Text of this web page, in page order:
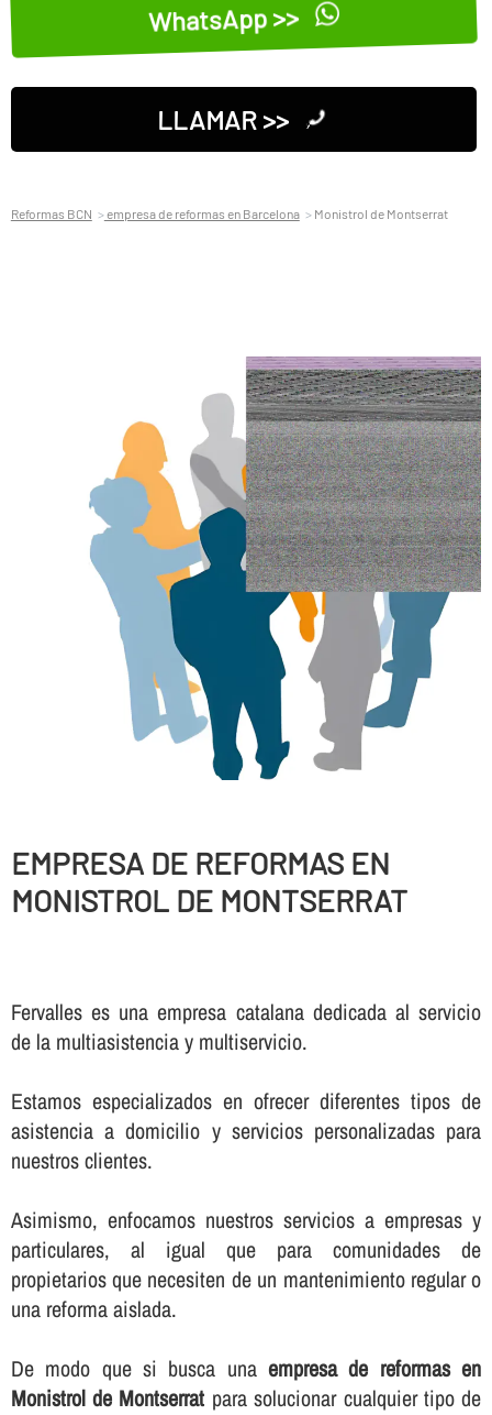
WhatsApp >>
LLAMAR >>
Reformas BCN empresa de reformas en Barcelona Monistrol de Montserrat
EMPRESA DE REFORMAS EN
MONISTROL DE MONTSERRAT
Fervalles es una empresa catalana dedicada al servicio
de la multiasistencia y multiservicio.
Estamos especializados en ofrecer diferentes tipos de
asistencia a domicilio y servicios personalizadas para
nuestros clientes.
Asimismo, enfocamos nuestros servicios a empresas y
particulares, al igual que para comunidades de
propietarios que necesiten de un mantenimiento regular o
una reforma aislada.
De modo que si busca unaempresa de reformas en
Monistrol de Montserrat para solucionar cualquier tipo de